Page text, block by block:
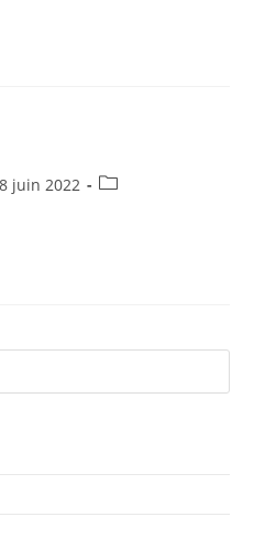
8 juin 2022
Post